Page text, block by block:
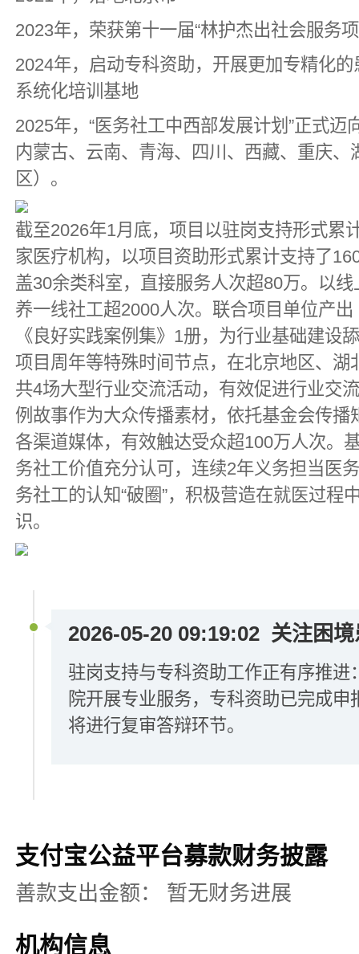
2023年，荣获第十一届“林护杰出社会服务
2024年，启动专科资助，开展更加专精化
系统化培训基地
2025年，“医务社工中西部发展计划”正式
内蒙古、云南、青海、四川、西藏、重庆、
区）。
截至2026年1月底，项目以驻岗支持形式累
家医疗机构，以项目资助形式累计支持了
盖30余类科室，直接服务人次超80万。以
养一线社工超2000人次。联合项目单位产
《良好实践案例集》1册，为行业基础建设
项目周年等特殊时间节点，在北京地区、
共4场大型行业交流活动，有效促进行业交
例故事作为大众传播素材，依托基金会传
各渠道媒体，有效触达受众超100万人次。
务社工价值充分认可，连续2年义务担当医
务社工的认知“破圈”，积极营造在就医过程
识。
2026-05-20 09:19:02 关注困
驻岗支持与专科资助工作正有序推
院开展专业服务，专科资助已完成
将进行复审答辩环节。
支付宝公益平台募款财务披露
善款支出金额： 暂无财务进展
机构信息